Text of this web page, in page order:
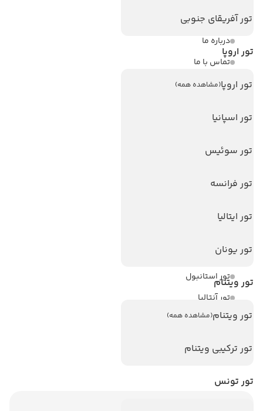
تور آفریقای جنوبی
تور اروپا
تور اروپا(مشاهده همه)
تور اسپانیا
تور سوئیس
تور فرانسه
تور ایتالیا
تور یونان
تور ویتنام
تور ویتنام(مشاهده همه)
تور ترکیبی ویتنام
تور تونس
ویزا کانادا
درباره ما
تماس با ما
مجله گردشگری
هتل های پر بازدید
هتل های استانبول
هتل های تایلند
هتل های سریلانکا
تورهای پربازدید
تور استانبول
تور آنتالیا
تور پوکت